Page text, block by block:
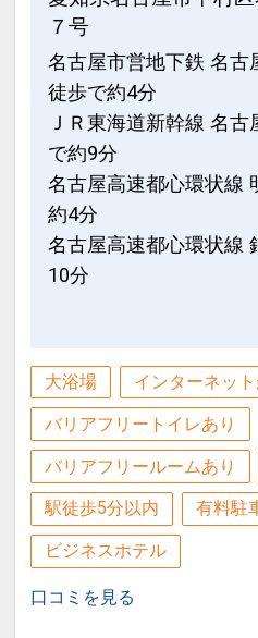
７号
名古屋市営地下鉄 名古
徒歩で約4分
ＪＲ東海道新幹線 名
で約9分
名古屋高速都心環状線
約4分
名古屋高速都心環状線
10分
大浴場 インターネッ
バリアフリートイレあり
バリアフリールームあり
駅徒歩5分以内 有料駐
ビジネスホテル
口コミを見る